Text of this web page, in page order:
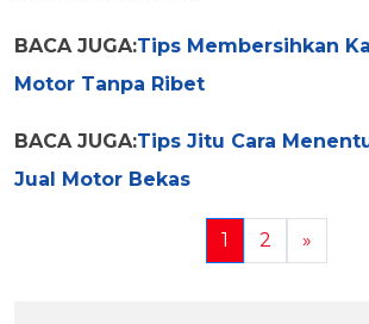
BACA JUGA:Tips Membersihkan
Motor Tanpa Ribet
BACA JUGA:Tips Jitu Cara
Jual Motor Bekas
1 2 »